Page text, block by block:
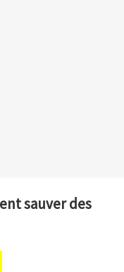
sauver des